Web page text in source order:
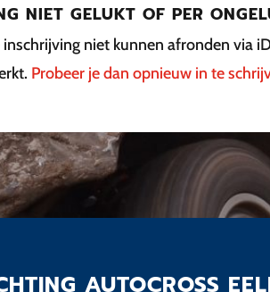
NIET GELUKT OF PER
inschrijving niet kunnen afronden via
Probeer je dan opnieuw in te
AUTOCROSS